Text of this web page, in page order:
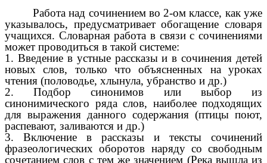
Работа над сочинением во 2-ом классе, как уже
указывалось, предусматривает обогащение словаря
учащихся. Словарная работа в связи с сочинениями
может проводиться в такой системе:
1. Введение в устные рассказы и в сочинения детей
новых слов, только что объясненных на уроках
чтения (половодье, хлынула, убранство и др.)
2. Подбор синонимов или выбор из
синонимического ряда слов, наиболее подходящих
для выражения данного содержания (птицы поют,
распевают, заливаются и др.)
3. Включение в рассказы и тексты сочинений
фразеологических оборотов наряду со свободным
сочетанием слов с тем же значением (Река вышла из